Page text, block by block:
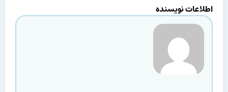
اطلاعات نویسنده